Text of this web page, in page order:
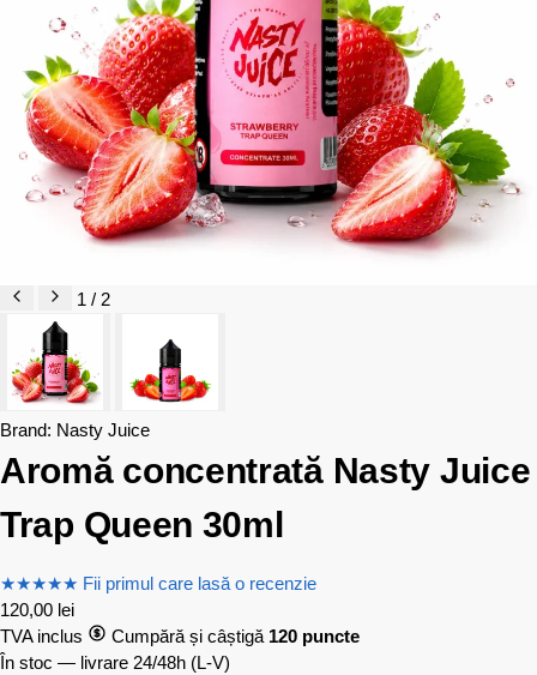
1 / 2
Brand: Nasty Juice
Aromă concentrată Nasty Juice
Trap Queen 30ml
★★★★★ Fii primul care lasă o recenzie
120,00 lei
TVA inclus
Cumpără și câștigă 120 puncte
În stoc — livrare 24/48h (L-V)